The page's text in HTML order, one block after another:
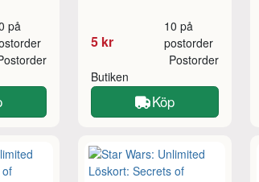
på
5 kr
10 på
postorder
Butiken
Postorder
Köp